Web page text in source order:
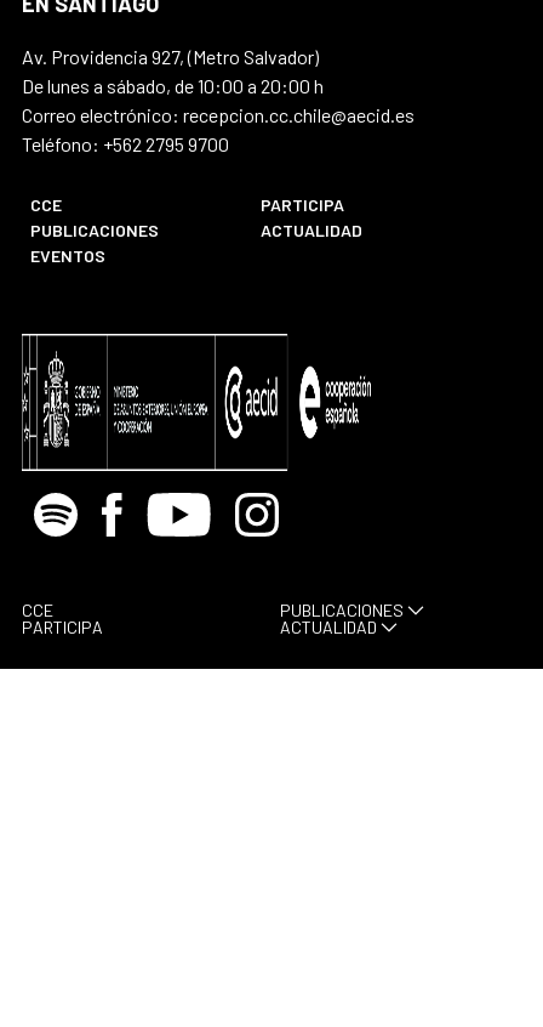
Av. Providencia 927, (Metro Salvador)
De lunes a sábado, de 10:00 a 20:00 h
Correo electrónico: recepcion.cc.chile@aecid.es
Teléfono: +562 2795 9700
CCE
PARTICIPA
PUBLICACIONES
ACTUALIDAD
EVENTOS
Spotify Facebook
Youtube Instagram
CCE
PARTICIPA
PUBLICACIONES
ACTUALIDAD